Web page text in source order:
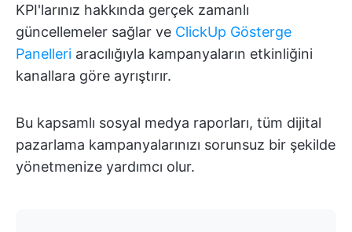
KPI'larınız hakkında gerçek zamanlı
güncellemeler sağlar ve ClickUp Gösterge
Panelleri aracılığıyla kampanyaların etkinliğini
kanallara göre ayrıştırır.
Bu kapsamlı sosyal medya raporları, tüm dijital
pazarlama kampanyalarınızı sorunsuz bir şekilde
yönetmenize yardımcı olur.